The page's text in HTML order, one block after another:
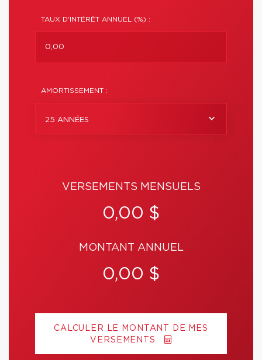
TAUX D'INTÉRÊT ANNUEL (%) :
AMORTISSEMENT :
25 ANNÉES
VERSEMENTS MENSUELS
0,00 $
MONTANT ANNUEL
0,00 $
CALCULER LE MONTANT DE MES
VERSEMENTS